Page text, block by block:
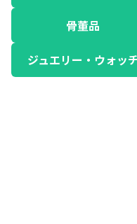
骨董品
ジュエリー・ウォッ